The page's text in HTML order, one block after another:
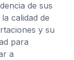
de sus
calidad de
y su
para
a